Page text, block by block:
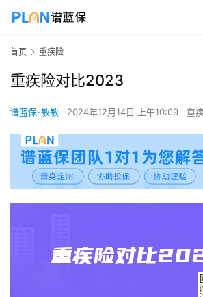
首页 重疾险
重疾险对比2023
谱蓝保-敏敏 2024年12月14日 上午10:09 重